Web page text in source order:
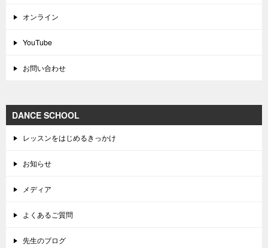
オンライン
YouTube
お問い合わせ
DANCE SCHOOL
レッスンをはじめるきっかけ
お知らせ
メディア
よくあるご質問
先生のブログ